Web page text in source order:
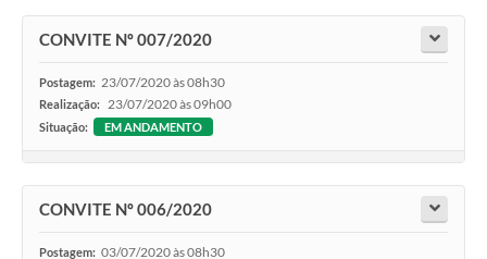
CONVITE Nº 007/2020
Postagem: 23/07/2020 às 08h30
Realização: 23/07/2020 às 09h00
Situação: EM ANDAMENTO
CONVITE Nº 006/2020
Postagem: 03/07/2020 às 08h30